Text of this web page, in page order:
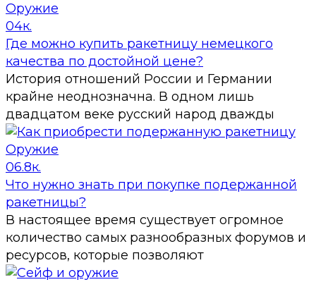
Оружие
04к.
Где можно купить ракетницу немецкого
качества по достойной цене?
История отношений России и Германии
крайне неоднозначна. В одном лишь
двадцатом веке русский народ дважды
Оружие
06.8к.
Что нужно знать при покупке подержанной
ракетницы?
В настоящее время существует огромное
количество самых разнообразных форумов и
ресурсов, которые позволяют